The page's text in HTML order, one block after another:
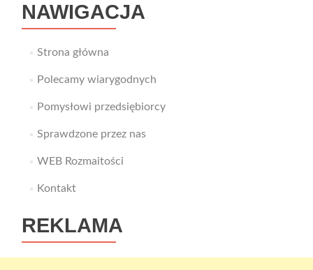
NAWIGACJA
Strona główna
Polecamy wiarygodnych
Pomysłowi przedsiębiorcy
Sprawdzone przez nas
WEB Rozmaitości
Kontakt
REKLAMA